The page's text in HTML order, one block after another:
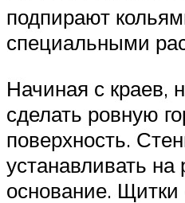
подпирают
специальными
Начиная с краев,
сделать ровную
поверхность.
устанавливать на
основание. Щитки